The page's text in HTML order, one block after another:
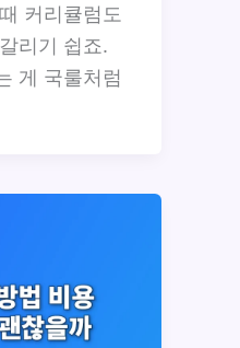
커리큘럼도
리기 쉽죠.
게 국룰처럼